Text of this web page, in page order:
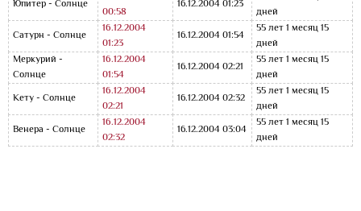
Юпитер - Солнце
00:58
16.12.2004 01:23
дней
Сатурн - Солнце
16.12.2004
01:23
16.12.2004 01:54
55 лет 1 месяц 15
дней
Меркурий -
Солнце
16.12.2004
01:54
16.12.2004 02:21
55 лет 1 месяц 15
дней
Кету - Солнце
16.12.2004
02:21
16.12.2004 02:32
55 лет 1 месяц 15
дней
Венера - Солнце
16.12.2004
02:32
16.12.2004 03:04
55 лет 1 месяц 15
дней